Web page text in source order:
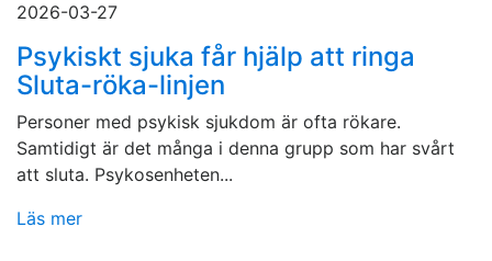
2026-03-27
Psykiskt sjuka får hjälp att ringa
Sluta-röka-linjen
Personer med psykisk sjukdom är ofta rökare.
Samtidigt är det många i denna grupp som har svårt
att sluta. Psykosenheten...
Läs mer